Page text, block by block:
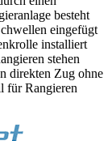
besteht
eingefügt
installiert
stehen
direkten Zug ohne
für Rangieren